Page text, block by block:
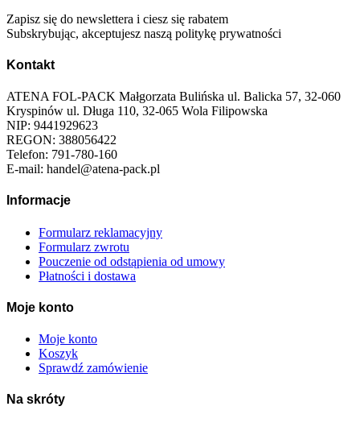
Zapisz się do newslettera i ciesz się rabatem
Subskrybując, akceptujesz naszą politykę prywatności
Kontakt
ATENA FOL-PACK Małgorzata Bulińska ul. Balicka 57, 32-060
Kryspinów ul. Długa 110, 32-065 Wola Filipowska
NIP: 9441929623
REGON: 388056422
Telefon: 791-780-160
E-mail: handel@atena-pack.pl
Informacje
Formularz reklamacyjny
Formularz zwrotu
Pouczenie od odstąpienia od umowy
Płatności i dostawa
Moje konto
Moje konto
Koszyk
Sprawdź zamówienie
Na skróty